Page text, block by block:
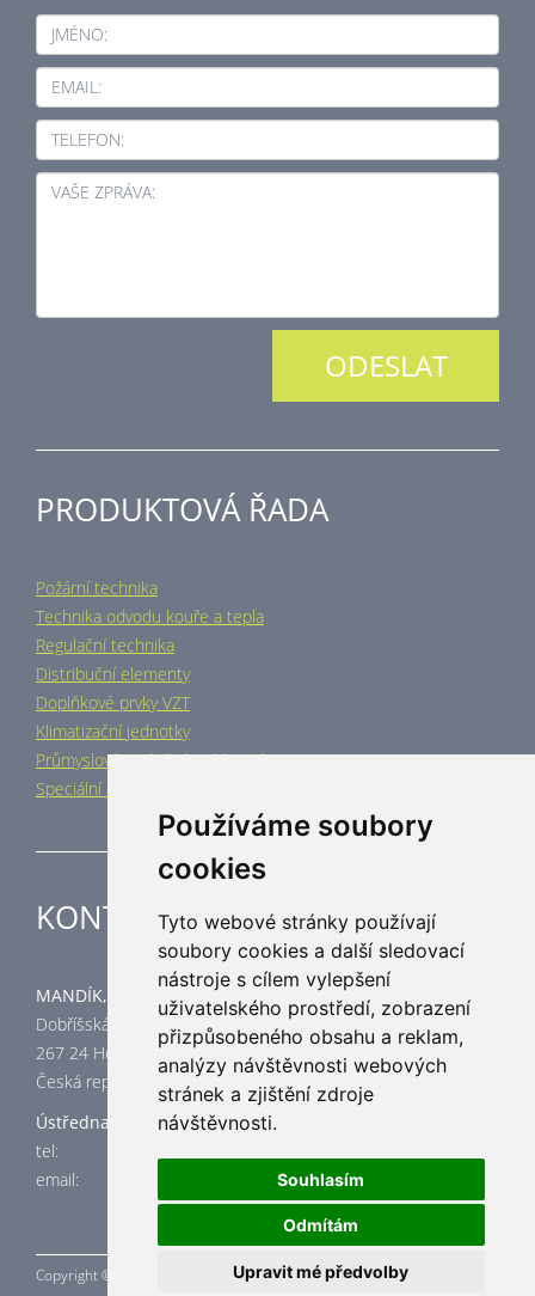
Používáme soubory
cookies
Tyto webové stránky používají
soubory cookies a další sledovací
nástroje s cílem vylepšení
uživatelského prostředí, zobrazení
přizpůsobeného obsahu a reklam,
analýzy návštěvnosti webových
stránek a zjištění zdroje
návštěvnosti.
Souhlasím
Odmítám
Upravit mé předvolby
JMÉNO:
EMAIL:
TELEFON:
VAŠE ZPRÁVA:
PRODUKTOVÁ ŘADA
Požární technika
Technika odvodu kouře a tepla
Regulační technika
Distribuční elementy
Doplňkové prvky VZT
Klimatizační jednotky
Průmyslové vytápění a chlazení
Speciální aplikace
KONTAKT
MANDÍK, a.s.
Dobříšská 550
267 24 Hostomice
Česká republika
Ústředna
tel: +420 311 706 706
email:
Copyright © MANDÍK, a.s. 2015 - 2026